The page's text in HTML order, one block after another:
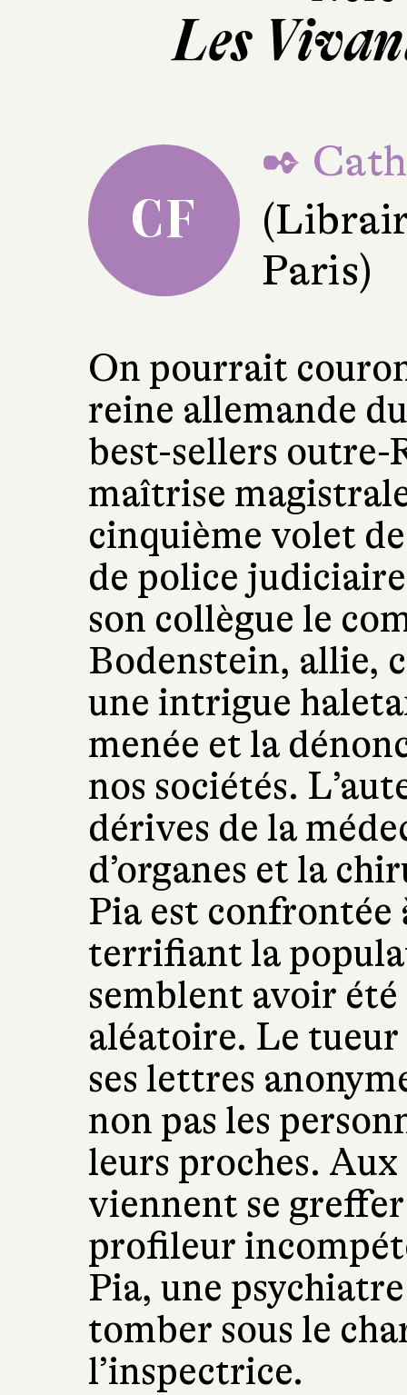
Les
CF
✒
Paris)
On pourrait
reine allemande
best-sellers outre-
maîtrise
cinquième volet
de police
son collègue le
Bodenstein, allie,
une intrigue
menée et la
nos sociétés.
dérives de la
d’organes et la
Pia est confrontée
terrifiant la
semblent avoir
aléatoire. Le tueur
ses lettres
non pas les
leurs proches.
viennent se greffer
profileur
Pia, une
tomber sous le
l’inspectrice.